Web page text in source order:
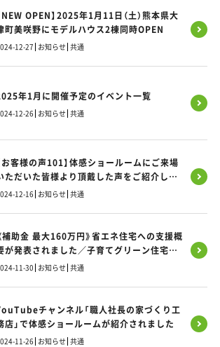
NEW OPEN】2025年1月11日（土）熊本県大
町美咲野にモデルハウス2棟同時OPEN
12-27 お知らせ 共通
年1月に開催予定のイベント一覧
12-26 お知らせ 共通
お客様の声101】体感ショールームにご来場
ただいた皆様より頂戴した声をご紹介しま
！ 12-16 お知らせ 共通
補助金 最大160万円》省エネ住宅への支援概
が発表されました／子育てグリーン住宅支
事業／福岡・熊本・佐賀のお家づくり
11-30 お知らせ 共通
チャンネル「職人社長の家づくり工
店」で体感ショールームが紹介されました
11-26 お知らせ 共通